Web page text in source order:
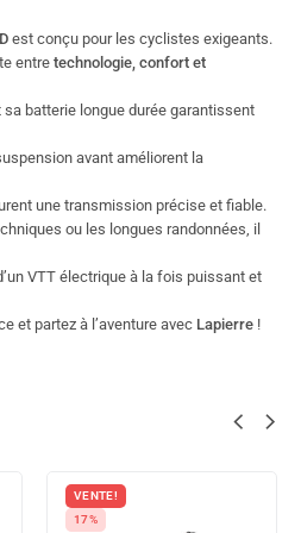
est conçu pour les cyclistes exigeants.
entre technologie, confort et
batterie longue durée garantissent
avant améliorent la
une transmission précise et fiable.
ou les longues randonnées, il
VTT électrique à la fois puissant et
et partez à l’aventure avec Lapierre !
VENTE!